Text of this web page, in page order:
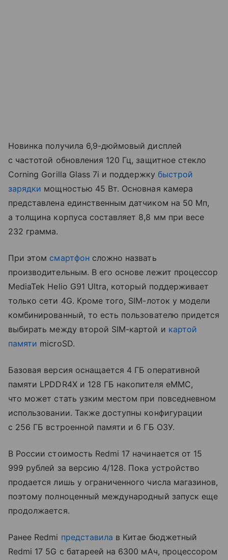
Новинка получила 6,9-дюймовый дисплей
с частотой обновления 120 Гц, защитное стекло
Corning Gorilla Glass 7i и поддержку быстрой
зарядки мощностью 45 Вт. Основная камера
представлена единственным датчиком на 50 Мп,
а толщина корпуса составляет 8,8 мм при весе
232 грамма.
При этом смартфон сложно назвать
производительным. В его основе лежит процессор
MediaTek Helio G91 Ultra, который поддерживает
только сети 4G. Кроме того, SIM-лоток у модели
комбинированный, то есть пользователю придется
выбирать между второй SIM-картой и картой
памяти microSD.
Базовая версия оснащается 4 ГБ оперативной
памяти LPDDR4X и 128 ГБ накопителя eMMC,
что может стать узким местом при повседневном
использовании. Также доступны конфигурации
с 256 ГБ встроенной памяти и 6 ГБ ОЗУ.
В России стоимость Redmi 17 начинается от 15
999 рублей за версию 4/128. Пока устройство
продается лишь у ограниченного числа магазинов,
поэтому полноценный международный запуск еще
продолжается.
Ранее Redmi представила в Китае бюджетный
Redmi 17 5G с батареей на 6300 мАч, процессором